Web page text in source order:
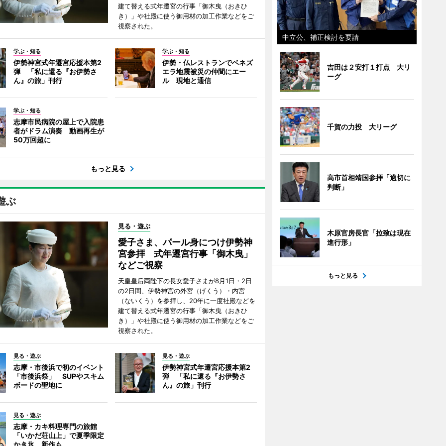
建て替える式年遷宮の行事「御木曳（おきひ
き）」や社殿に使う御用材の加工作業などをご
視察された。
学ぶ・知る
伊勢神宮式年遷宮応援本第2
弾 「私に還る『お伊勢さ
ん』の旅」刊行
学ぶ・知る
伊勢・仏レストランでベネズ
エラ地震被災の仲間にエー
ル 現地と通信
学ぶ・知る
志摩市民病院の屋上で入院患
者がドラム演奏 動画再生が
50万回超に
もっと見る
ぶ
見る・遊ぶ
愛子さま、パール身につけ伊勢神
宮参拝 式年遷宮行事「御木曳」
などご視察
天皇皇后両陛下の長女愛子さまが8月1日・2日
の2日間、伊勢神宮の外宮（げくう）・内宮
（ないくう）を参拝し、20年に一度社殿などを
建て替える式年遷宮の行事「御木曳（おきひ
き）」や社殿に使う御用材の加工作業などをご
視察された。
見る・遊ぶ
志摩・市後浜で初のイベント
「市後浜祭」 SUPやスキム
ボードの聖地に
見る・遊ぶ
伊勢神宮式年遷宮応援本第2
弾 「私に還る『お伊勢さ
ん』の旅」刊行
見る・遊ぶ
志摩・カキ料理専門の旅館
「いかだ荘山上」で夏季限定
かき氷、新作も
中立公、補正検討を要請
吉田は２安打１打点 大リ
ーグ
千賀の力投 大リーグ
高市首相靖国参拝「適切に
判断」
木原官房長官「拉致は現在
進行形」
もっと見る